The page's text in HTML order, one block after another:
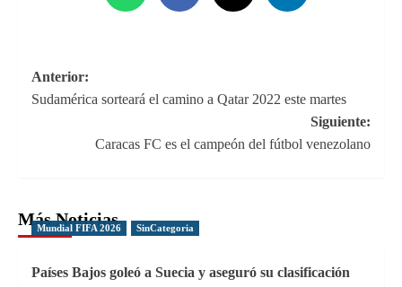
Navegación
de
entradas
Anterior:
Sudamérica sorteará el camino a Qatar 2022 este martes
Siguiente:
Caracas FC es el campeón del fútbol venezolano
Más Noticias
Mundial FIFA 2026 SinCategoria
Países Bajos goleó a Suecia y aseguró su clasificación